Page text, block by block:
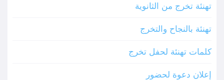
تهنئة تخرج من الثانوية
تهنئة بالنجاح والتخرج
كلمات تهنئة لحفل تخرج
إعلان دعوة لحضور